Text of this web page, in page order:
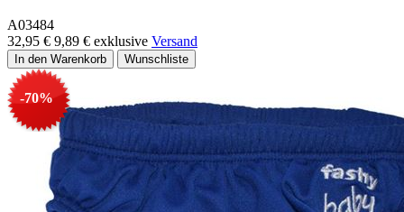
A03484
32,95 € 9,89 € exklusive Versand
-70%